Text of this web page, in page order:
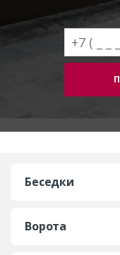
Беседки
Ворота